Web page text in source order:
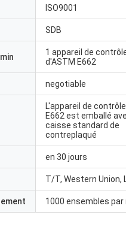
ISO9001
SDB
1 appareil de
d'ASTM E662
negotiable
L'appareil de
E662 est emballé
caisse standard de
contreplaqué
en 30 jours
T/T, Western Union,
1000 ensembles par